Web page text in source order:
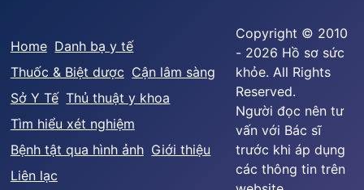
Home Danh bạ y tế
Thuốc & Biệt dược Cận lâm sàng
Sở Y Tế Thủ thuật y khoa
Tìm hiểu xét nghiệm
Bệnh tật qua hình ảnh Giới thiệu
Liên lạc
Copyright © 2010
- 2026 Hồ sơ sức
khỏe. All Rights
Reserved.
Người đọc nên tư
vấn với Bác sĩ
trước khi áp dụng
các thông tin trên